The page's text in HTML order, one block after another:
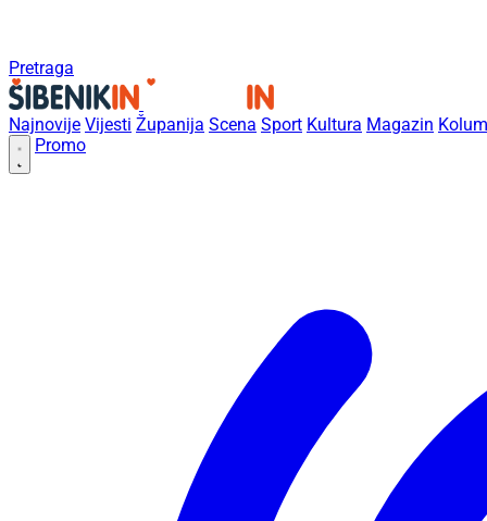
Pretraga
Najnovije Vijesti Županija Scena Sport Kultura Magazin
Promo